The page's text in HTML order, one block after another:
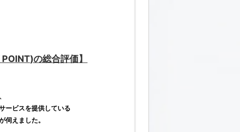
)の総合評価】
ービスを提供している
伺えました。